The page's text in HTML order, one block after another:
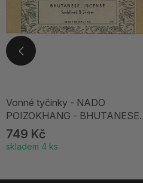
Vonné tyčinky - NADO
POIZOKHANG - BHUTANESE
INCENSE Sandalwood & Juniper
749 Kč
skladem 4 ks